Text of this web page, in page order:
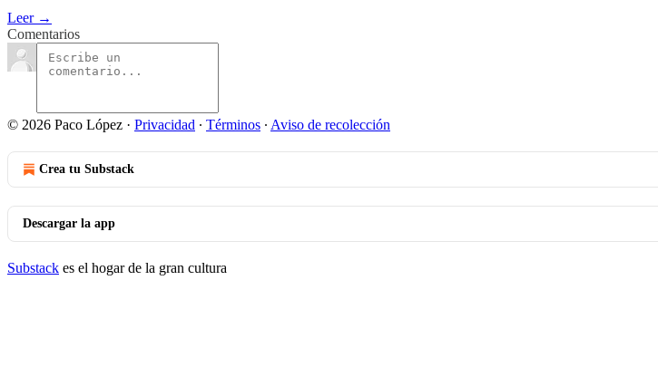
Leer →
Comentarios
© 2026 Paco López · Privacidad ∙ Términos ∙ Aviso de recolección
Crea tu Substack
Descargar la app
Substack es el hogar de la gran cultura